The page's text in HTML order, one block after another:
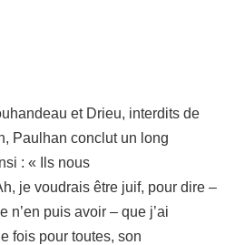
et Drieu, interdits de
Paulhan conclut un long
: « Ils nous
je voudrais être juif, pour dire –
n’en puis avoir – que j’ai
fois pour toutes, son